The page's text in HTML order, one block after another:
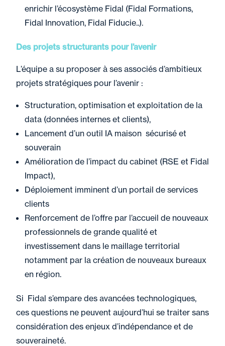
enrichir l’écosystème Fidal (Fidal Formations,
Fidal Innovation, Fidal Fiducie..).
Des projets structurants pour l’avenir
L’équipe a su proposer à ses associés d’ambitieux
projets stratégiques pour l’avenir :
Structuration, optimisation et exploitation de la
data (données internes et clients),
Lancement d’un outil IA maison sécurisé et
souverain
Amélioration de l’impact du cabinet (RSE et Fidal
Impact),
Déploiement imminent d’un portail de services
clients
Renforcement de l’offre par l’accueil de nouveaux
professionnels de grande qualité et
investissement dans le maillage territorial
notamment par la création de nouveaux bureaux
en région.
Si Fidal s’empare des avancées technologiques,
ces questions ne peuvent aujourd’hui se traiter sans
considération des enjeux d’indépendance et de
souveraineté.